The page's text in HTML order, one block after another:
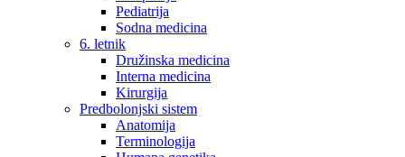
Pediatrija
Sodna medicina
6. letnik
Družinska medicina
Interna medicina
Kirurgija
Predbolonjski sistem
Anatomija
Terminologija